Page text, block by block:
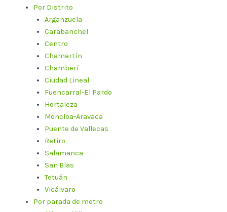
Por Distrito
Arganzuela
Carabanchel
Centro
Chamartín
Chamberí
Ciudad Lineal
Fuencarral-El Pardo
Hortaleza
Moncloa-Aravaca
Puente de Vallecas
Retiro
Salamanca
San Blas
Tetuán
Vicálvaro
Por parada de metro